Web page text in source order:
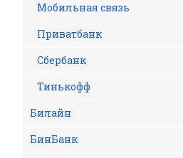
Мобильная связь
Приватбанк
Сбербанк
Тинькофф
Билайн
БинБанк